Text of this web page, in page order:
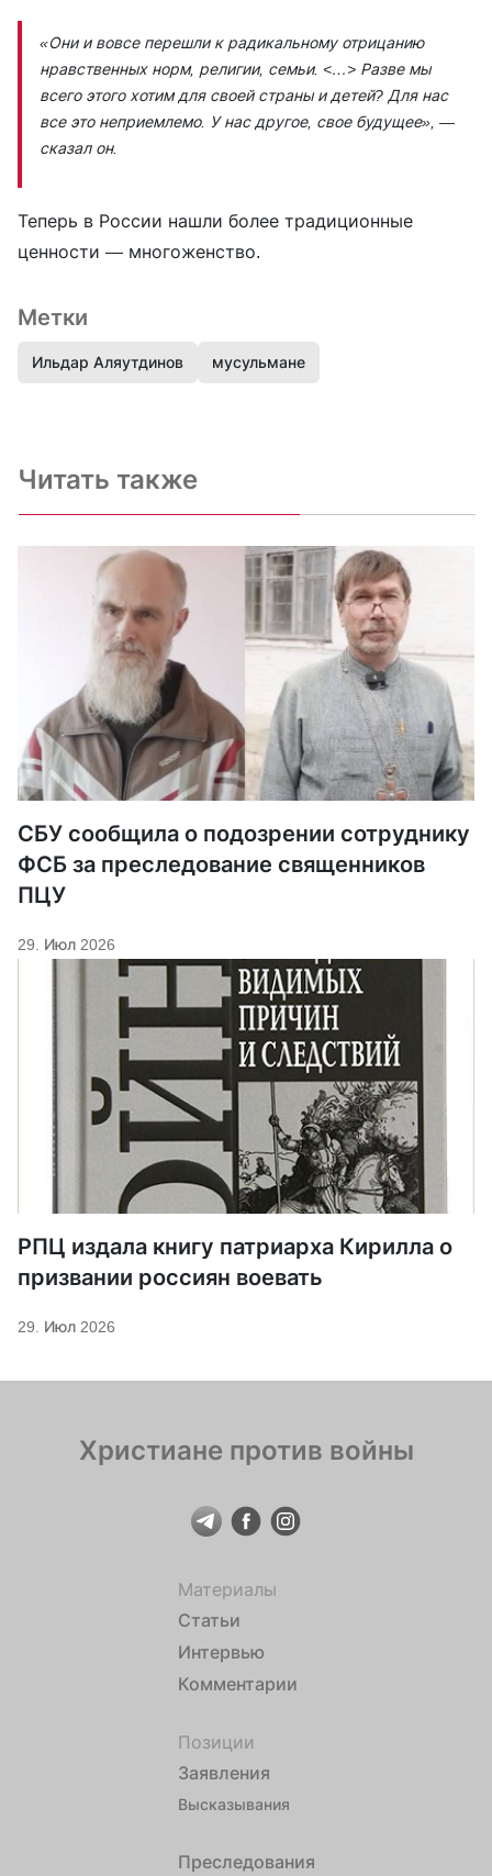
«Они и вовсе перешли к радикальному отрицанию
нравственных норм, религии, семьи. <…> Разве мы
всего этого хотим для своей страны и детей? Для нас
все это неприемлемо. У нас другое, свое будущее», —
сказал он.
Теперь в России нашли более традиционные
ценности — многоженство.
Метки
Ильдар Аляутдинов мусульмане
Читать также
СБУ сообщила о подозрении сотруднику
ФСБ за преследование священников
ПЦУ
29. Июл 2026
РПЦ издала книгу патриарха Кирилла о
призвании россиян воевать
29. Июл 2026
Христиане против войны
Материалы
Статьи
Интервью
Комментарии
Позиции
Заявления
Высказывания
Преследования